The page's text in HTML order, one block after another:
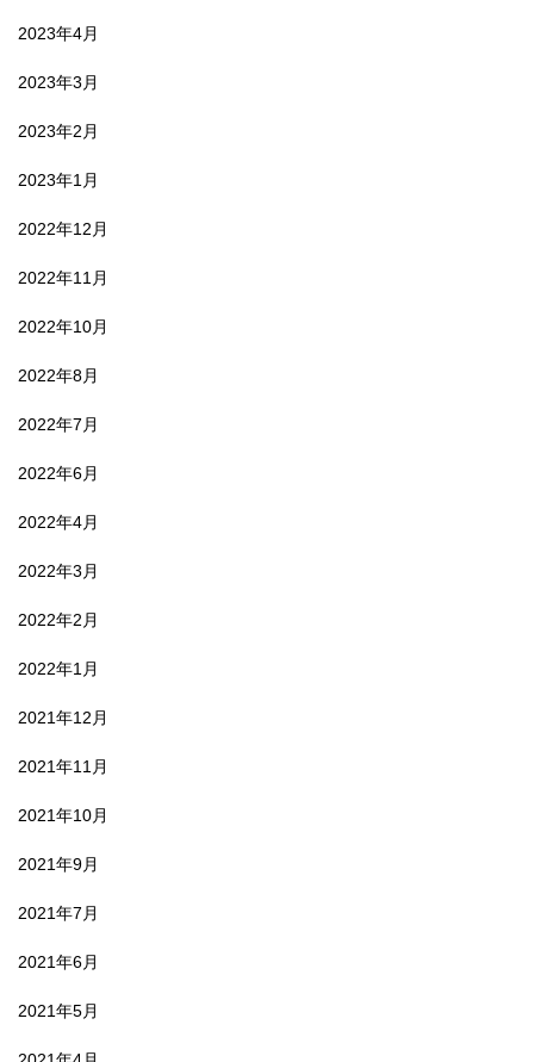
2023年4月
2023年3月
2023年2月
2023年1月
2022年12月
2022年11月
2022年10月
2022年8月
2022年7月
2022年6月
2022年4月
2022年3月
2022年2月
2022年1月
2021年12月
2021年11月
2021年10月
2021年9月
2021年7月
2021年6月
2021年5月